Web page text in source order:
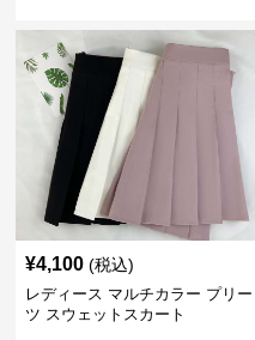
¥4,100 (税込)
レディース マルチカラー プリー
ツ スウェットスカート